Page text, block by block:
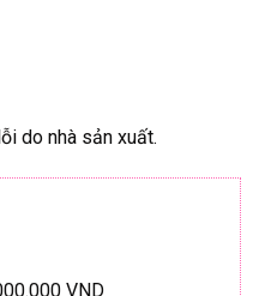
do nhà sản xuất.
VND